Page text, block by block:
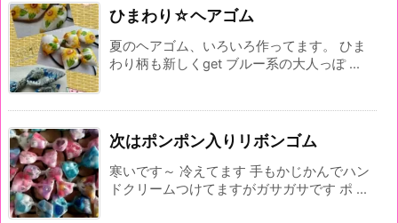
ひまわり☆ヘアゴム
夏のヘアゴム、いろいろ作ってます。 ひま
わり柄も新しくget ブルー系の大人っぽ ...
次はポンポン入りリボンゴム
寒いです～ 冷えてます 手もかじかんでハン
ドクリームつけてますがガサガサです ポ ...